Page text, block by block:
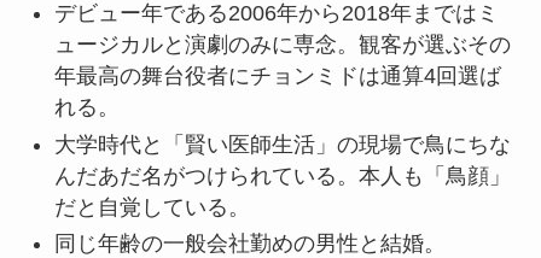
デビュー年である2006年から2018年まではミ
ュージカルと演劇のみに専念。観客が選ぶその
年最高の舞台役者にチョンミドは通算4回選ば
れる。
大学時代と「賢い医師生活」の現場で鳥にちな
んだあだ名がつけられている。本人も「鳥顔」
だと自覚している。
同じ年齢の一般会社勤めの男性と結婚。